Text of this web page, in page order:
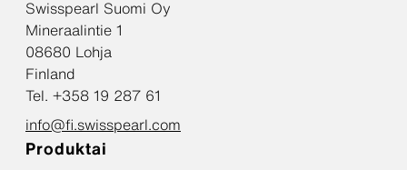
Swisspearl Suomi Oy
Mineraalintie 1
08680 Lohja
Finland
Tel. +358 19 287 61
info@fi.swisspearl.com
Produktai